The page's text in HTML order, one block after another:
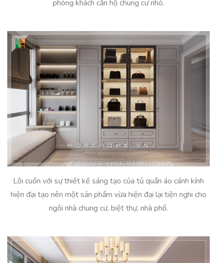
phòng khách căn hộ chung cư nhỏ.
Lôi cuốn với sự thiết kế sáng tạo của tủ quần áo cánh kính
hiện đại tạo nên một sản phẩm vừa hiện đại lại tiện nghi cho
ngôi nhà chung cư, biệt thự, nhà phố.